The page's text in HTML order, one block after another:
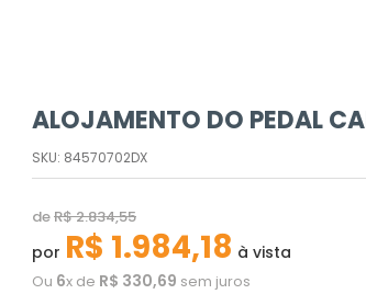
ALOJAMENTO DO PEDAL
SKU: 84570702DX
deR$2.834,55
por R$ 1.984,18 à vista
Ou 6x de R$ 330,69 sem juros